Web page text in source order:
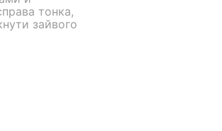
тонка,
зайвого